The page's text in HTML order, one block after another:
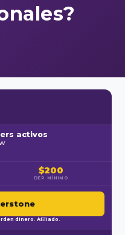
activos
$200
DEP. MÍNIMO
dinero. Afiliado.